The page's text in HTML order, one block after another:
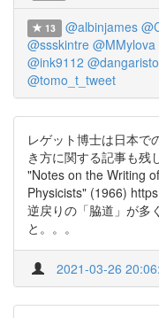
13 @albinjames
@ssskintre @MMylova
@ink9112 @dangaristo
@tomo_t_tweet
レゲット博士は日本で
き方に関する記事も残
"Notes on the Writing
Physicists" (1966)
逆戻りの「脇道」が多
と。。。
2021-03-26